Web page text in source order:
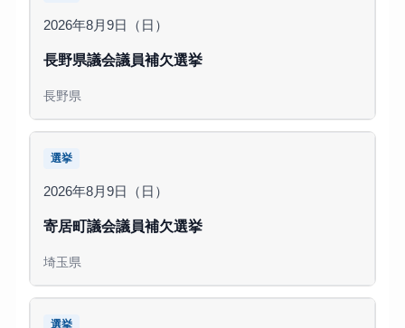
2026年8月9日（日）
長野県議会議員補欠選挙
長野県
選挙
2026年8月9日（日）
寄居町議会議員補欠選挙
埼玉県
選挙